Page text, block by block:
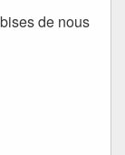
de nous